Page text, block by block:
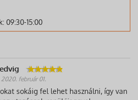
09:30-15:00
2020. február 01.
sokáig fel lehet használni, így van